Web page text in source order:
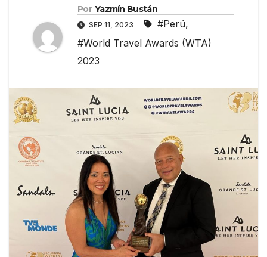
Por Yazmín Bustán
SEP 11, 2023 #Perú,
#World Travel Awards (WTA)
2023